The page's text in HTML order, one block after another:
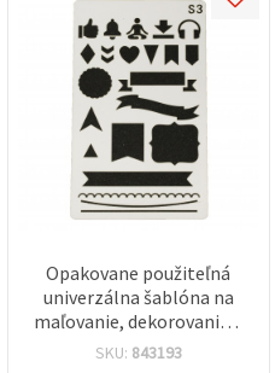
Opakovane použiteľná
univerzálna šablóna na
maľovanie, dekorovanie a
dekupáž, 180 x 100 mm,
SKU: 843193